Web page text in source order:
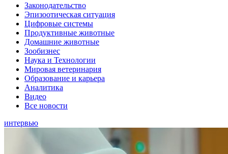
Законодательство
Эпизоотическая ситуация
Цифровые системы
Продуктивные животные
Домашние животные
Зообизнес
Наука и Технологии
Мировая ветеринария
Образование и карьера
Аналитика
Видео
Все новости
интервью